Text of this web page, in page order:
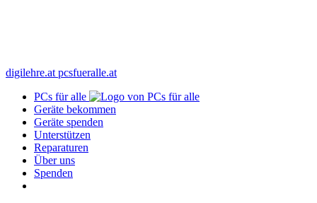
digilehre.at pcsfueralle.at
PCs für alle
Geräte bekommen
Geräte spenden
Unterstützen
Reparaturen
Über uns
Spenden